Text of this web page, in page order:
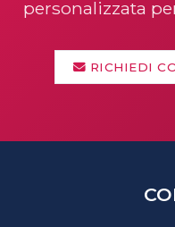
personalizzata
RICHIEDI